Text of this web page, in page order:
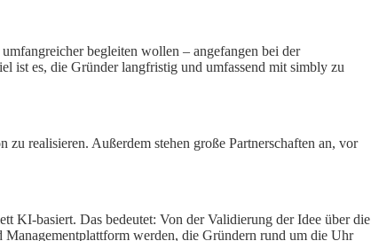
begleiten wollen – angefangen bei der
ist es, die Gründer langfristig und umfassend mit simbly zu
realisieren. Außerdem stehen große Partnerschaften an, vor
KI-basiert. Das bedeutet: Von der Validierung der Idee über die
werden, die Gründern rund um die Uhr